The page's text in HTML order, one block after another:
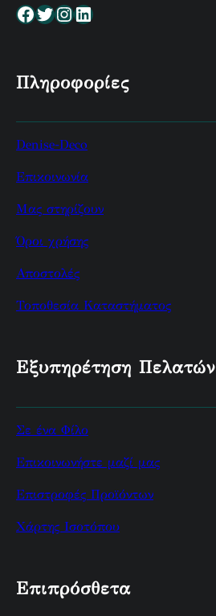
Facebook Twitter InstagramLinkedin
Πληροφορίες
Denise-Deco
Επικοινωνία
Μας στηρίζουν
Όροι χρήσης
Αποστολές
Τοποθεσία Καταστήματος
Εξυπηρέτηση Πελατών
Σε ένα Φίλο
Επικοινωνήστε μαζί μας
Επιστροφές Προϊόντων
Χάρτης Ισοτόπου
Επιπρόσθετα